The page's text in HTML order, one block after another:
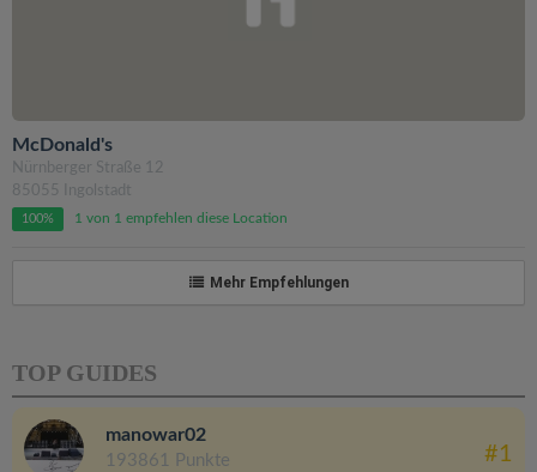
McDonald's
Nürnberger Straße 12
85055 Ingolstadt
100% 1 von 1 empfehlen diese Location
Mehr Empfehlungen
TOP GUIDES
manowar02
193861 Punkte #1